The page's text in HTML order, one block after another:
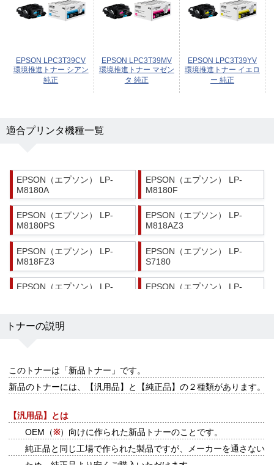
EPSON LPC3T39CV
環境推進トナー シアン
純正
EPSON LPC3T39MV
環境推進トナー マゼン
タ 純正
EPSON LPC3T39YV
環境推進トナー イエロ
ー 純正
適合プリンタ機種一覧
EPSON（エプソン） LP-
M8180A
EPSON（エプソン） LP-
M8180F
EPSON（エプソン） LP-
M8180PS
EPSON（エプソン） LP-
M818AZ3
EPSON（エプソン） LP-
M818FZ3
EPSON（エプソン） LP-
S7180
EPSON（エプソン） LP-
EPSON（エプソン） LP-
EPSON（エプソン） LP-
S8180PS
トナーの説明
このトナーは 「新品トナー」 です。
新品のトナーには、【汎用品】と【純正品】の２種類があります。
【汎用品】とは
OEM（※）向けに作られた新品トナーのことです。
純正品と同じ工場で作られた製品ですが、メーカーを通さない